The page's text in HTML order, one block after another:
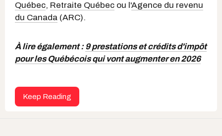
Québec, Retraite Québec ou l'Agence du revenu
du Canada (ARC).
À lire également :9 prestations et crédits d'impôt
pour les Québécois qui vont augmenter en 2026
Keep Reading